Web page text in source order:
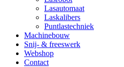
Lasautomaat
Laskalibers
Puntlastechniek
Machinebouw
Snij- & freeswerk
Webshop
Contact